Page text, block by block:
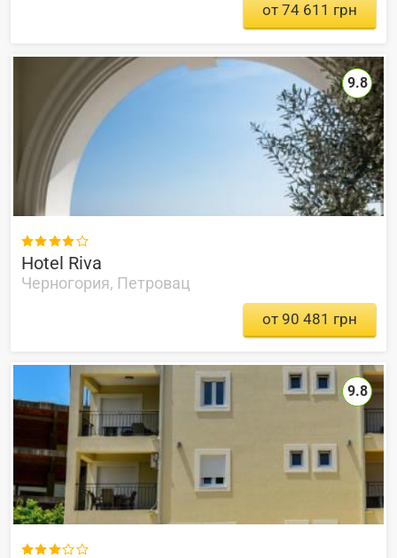
от 74 611 грн

Hotel Riva
Черногория, Петровац
9.8
от 90 481 грн

9.8